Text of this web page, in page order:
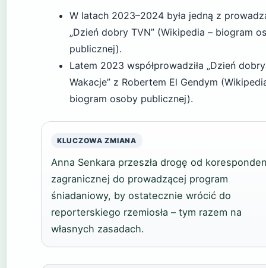
W latach 2023–2024 była jedną z
„Dzień dobry TVN” (Wikipedia – biogram
publicznej).
Latem 2023 współprowadziła „Dzień dobry
Wakacje” z Robertem El Gendym
biogram osoby publicznej).
KLUCZOWA ZMIANA
Anna Senkara przeszła drogę od
zagranicznej do prowadzącej program
śniadaniowy, by ostatecznie wrócić do
reporterskiego rzemiosła – tym razem na
własnych zasadach.